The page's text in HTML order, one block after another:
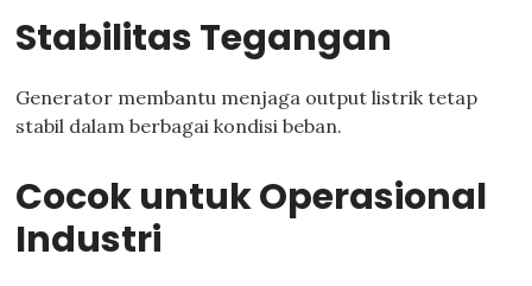
Stabilitas Tegangan
Generator membantu menjaga output listrik tetap
stabil dalam berbagai kondisi beban.
Cocok untuk Operasional
Industri